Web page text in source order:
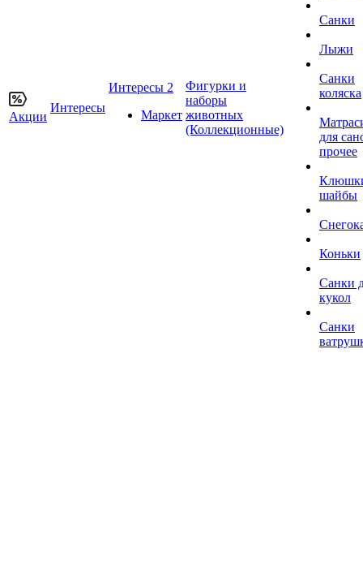
Акции
Интересы
Интересы 2
Маркет
Фигурки и
наборы
животных
(Коллекционные)
Санки
Лыжи
Санки
коляска
для
прочее
шайбы
Коньки
Санки
кукол
Санки